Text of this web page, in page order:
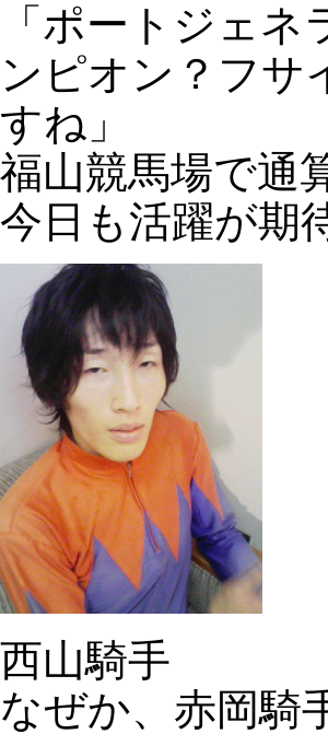
「ポートジェ
ンピオン？フサ
すね」
福山競馬場で通
今日も活躍が期
西山騎手
なぜか、赤岡騎